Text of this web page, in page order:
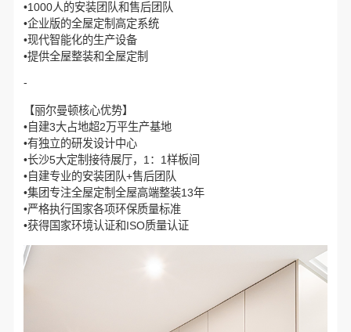
•1000人的安装团队和售后团队
•企业版的全屋定制高定系统
•现代智能化的生产设备
•提供全屋整装和全屋定制
-
【丽尔曼顿核心优势】
•自建3大占地超2万平生产基地
•有独立的研发设计中心
•长沙5大定制接待展厅，1：1样板间
•自建专业的安装团队+售后团队
•集团专注全屋定制全屋高端整装13年
•严格执行国家各项环保质量标准
•获得国家环境认证和ISO质量认证